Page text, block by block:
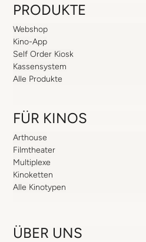
PRODUKTE
Webshop
Kino-App
Self Order Kiosk
Kassensystem
Alle Produkte
FÜR KINOS
Arthouse
Filmtheater
Multiplexe
Kinoketten
Alle Kinotypen
ÜBER UNS